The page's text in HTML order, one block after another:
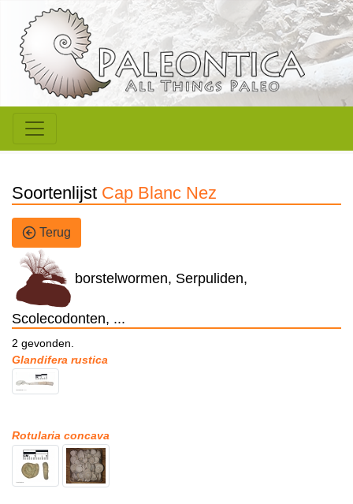
Soortenlijst Cap Blanc Nez
Terug
borstelwormen, Serpuliden,
Scolecodonten, ...
2 gevonden.
Glandifera rustica
Rotularia concava